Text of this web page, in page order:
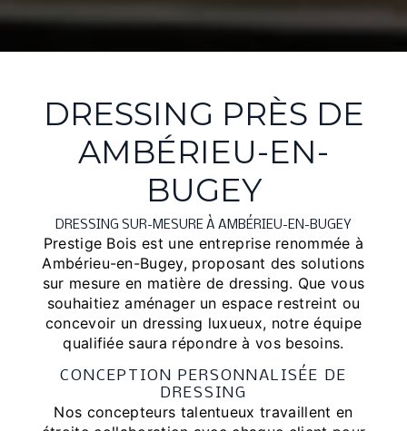
DRESSING PRÈS DE
AMBÉRIEU-EN-
BUGEY
DRESSING SUR-MESURE À AMBÉRIEU-EN-BUGEY
Prestige Bois est une entreprise renommée à
Ambérieu-en-Bugey, proposant des solutions
sur mesure en matière de dressing. Que vous
souhaitiez aménager un espace restreint ou
concevoir un dressing luxueux, notre équipe
qualifiée saura répondre à vos besoins.
CONCEPTION PERSONNALISÉE DE
DRESSING
Nos concepteurs talentueux travaillent en